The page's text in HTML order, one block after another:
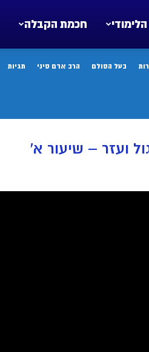
חכמת הקבלה
בעל הסולם הרב אדם סיני תגיות
ועזר – שיעור א’